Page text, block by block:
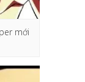
mới